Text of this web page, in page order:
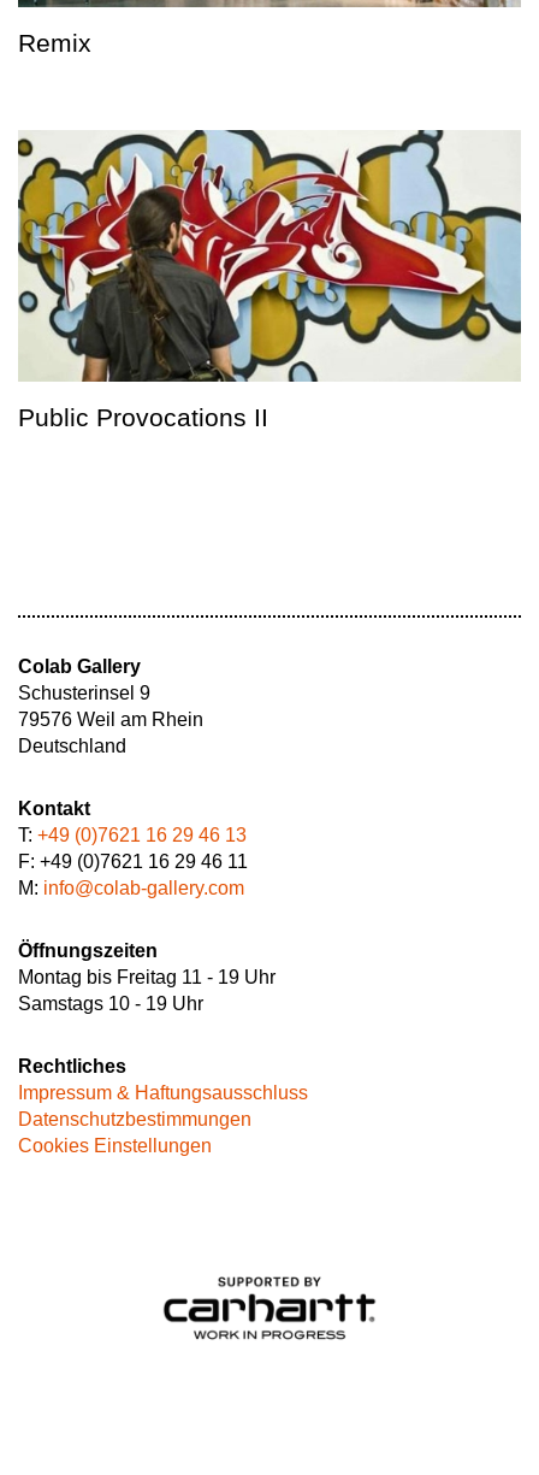
Remix
Public Provocations II
Colab Gallery
Schusterinsel 9
79576 Weil am Rhein
Deutschland
Kontakt
T: +49 (0)7621 16 29 46 13
F: +49 (0)7621 16 29 46 11
M: info@colab-gallery.com
Öffnungszeiten
Montag bis Freitag 11 - 19 Uhr
Samstags 10 - 19 Uhr
Rechtliches
Impressum & Haftungsausschluss
Datenschutzbestimmungen
Cookies Einstellungen